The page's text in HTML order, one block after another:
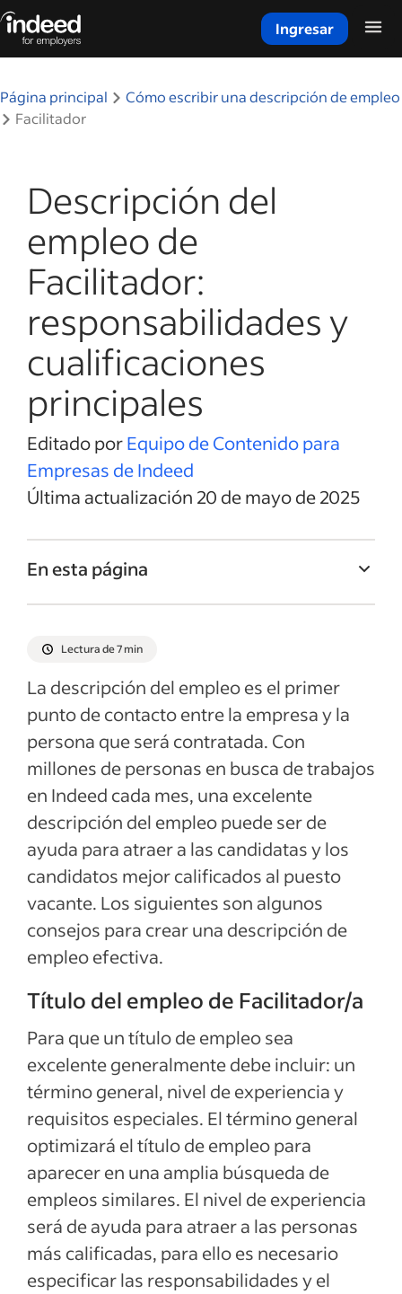
Ingresar
Página principal
Cómo escribir una descripción de empleo
Facilitador
Descripción del
empleo de
Facilitador:
responsabilidades y
cualificaciones
principales
Editado porEquipo de Contenido para
Empresas de Indeed
Última actualización 20 de mayo de 2025
En esta página
Resumen del empleo de Facilitador/a
Responsabilidades y deberes de
Facilitador/a
Calificaciones y habilidades de
Facilitador/a
Ejemplos de descripciones del empleo
Ver más
Lectura de 7 min
La descripción del empleo es el primer
punto de contacto entre la empresa y la
persona que será contratada. Con
millones de personas en busca de trabajos
en Indeed cada mes, una excelente
descripción del empleo puede ser de
ayuda para atraer a las candidatas y los
candidatos mejor calificados al puesto
vacante. Los siguientes son algunos
consejos para crear una descripción de
empleo efectiva.
Título del empleo de Facilitador/a
Para que un título de empleo sea
excelente generalmente debe incluir: un
término general, nivel de experiencia y
requisitos especiales. El término general
optimizará el título de empleo para
aparecer en una amplia búsqueda de
empleos similares. El nivel de experiencia
será de ayuda para atraer a las personas
más calificadas, para ello es necesario
especificar las responsabilidades y el